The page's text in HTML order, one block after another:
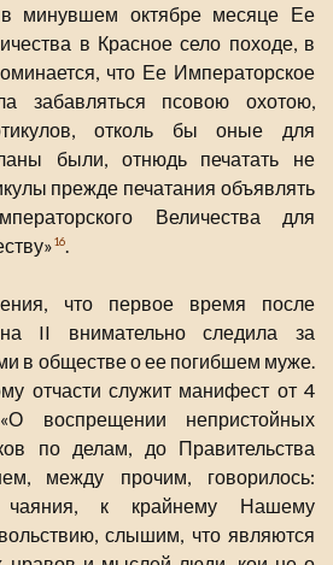
октябре месяце Ее
в Красное село походе, в
что Ее Императорское
забавляться псовою охотою,
отколь бы оные для
были, отнюдь печатать не
прежде печатания объявлять
Величества для
16
что первое время после
II внимательно следила за
в обществе о ее погибшем муже.
отчасти служит манифест от 4
воспрещении непристойных
по делам, до Правительства
между прочим, говорилось:
чаяния, к крайнему Нашему
слышим, что являются